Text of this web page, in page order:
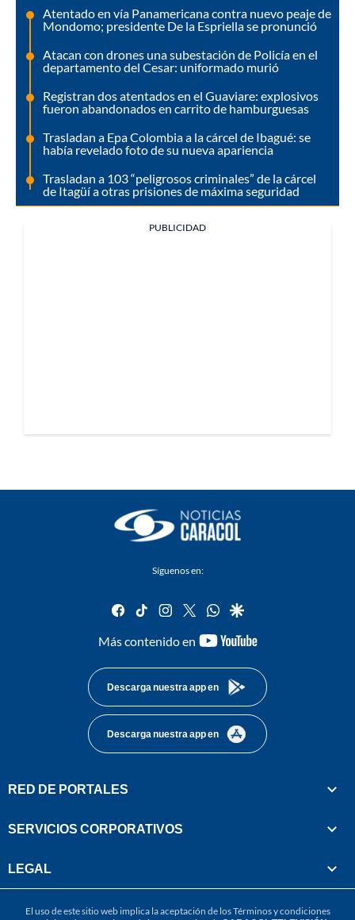
Atentado en vía Panamericana contra nuevo peaje de
Mondomo; presidente De la Espriella se pronunció
Atacan con drones una subestación de Policía en el
departamento del Cesar: uniformado murió
Registran dos atentados en el Guaviare: explosivos
fueron abandonados en carrito de hamburguesas
Trasladan a Epa Colombia a la cárcel de Ibagué: se
había revelado foto de su nueva apariencia
Trasladan a 103 “peligrosos criminales” de la cárcel
de Itagüí a otras prisiones de máxima seguridad
PUBLICIDAD
Síguenos en:
facebook
tiktok instagram
twitterwhatsapp
google
Más contenido en
youtube-
Descarga nuestra app en
Descarga nuestra app en
RED DE PORTALES
SERVICIOS CORPORATIVOS
LEGAL
El uso de este sitio web implica la aceptación de losTérminos y condiciones